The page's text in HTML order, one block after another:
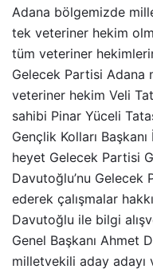
Adana bölgemizde
tek veteriner hekim
tüm veteriner
Gelecek Partisi Adana
veteriner hekim Veli
sahibi Pinar Yüceli
Gençlik Kolları
heyet Gelecek Partisi
Davutoğlu’nu
ederek çalışmalar
Davutoğlu ile bilgi
Genel Başkanı Ahmet
milletvekili aday adayı